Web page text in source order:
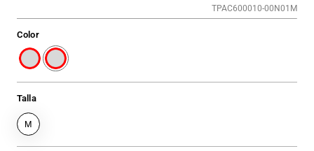
TPAC600010-00N01M
Talla
M
Color